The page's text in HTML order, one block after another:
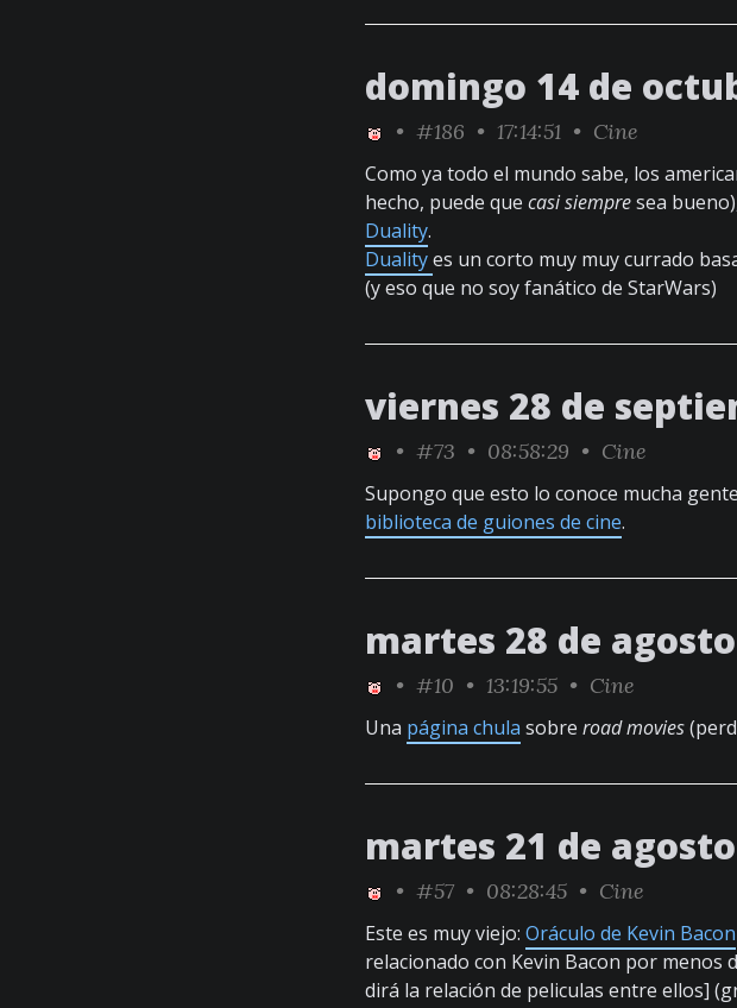
domingo 14 de
• #186 • 17:14:51 • Cine
Como ya todo el mundo sabe, los
hecho, puede que casi siempresea
Duality.
Dualityes un corto muy muy currado
(y eso que no soy fanático de StarWars)
viernes 28 de
• #73 • 08:58:29 • Cine
Supongo que esto lo conoce mucha
biblioteca de guiones de cine.
martes 28 de
• #10 • 13:19:55 • Cine
Una página chula sobre road movies
martes 21 de
• #57 • 08:28:45 • Cine
Este es muy viejo: Oráculo de Kevin Bacon
relacionado con Kevin Bacon por menos
dirá la relación de peliculas entre ellos]